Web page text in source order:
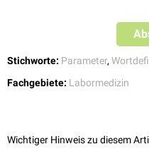
Stichworte: Parameter,
Fachgebiete: Labormedizin
Wichtiger Hinweis zu diesem